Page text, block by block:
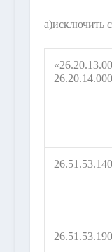
а)исключить
26.20.14.000
26.51.53.140
26.51.53.190